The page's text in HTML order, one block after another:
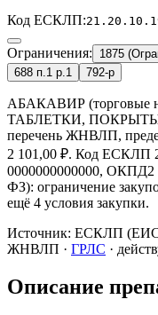
Код ЕСКЛП:
Ограничения: 1875
688 п.1 р.1
792-р
АБАКАВИР (торговые
ТАБЛЕТКИ,
перечень ЖНВЛП,
2 101,00 ₽. Код ЕСКЛП
0000000000000, ОКПД2
ФЗ): ограничение
ещё 4 условия закупки.
Источник: ЕСКЛП
ЖНВЛП · ГРЛС ·
Описание